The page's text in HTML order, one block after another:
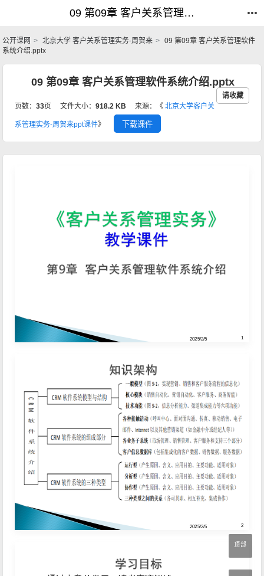
09 第09章 客户关系管理软件系统介绍.pptx_客户关系管理实务-周贺来_公开课网
09 第09章 客户关系管理软件系统介绍.pptx_客户关系管理实务-周贺来_公开课网
公开课网 北京大学 客户关系管理实务-周贺来
09 第09章 客户关系管理软件
系统介绍.pptx
09 第09章 客户关系管理软件系统介绍.pptx
请收藏
页数：33页 文件大小：918.2 KB 来源：《北京大学客户关
系管理实务-周贺来ppt课件》 下载课件
顶部